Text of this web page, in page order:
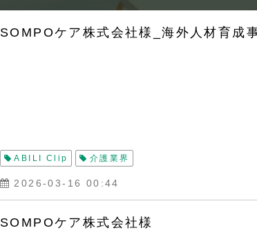
SOMPOケア株式会社様_海外人材育成
ABILI Clip 介護業界
2026-03-16 00:44
SOMPOケア株式会社様